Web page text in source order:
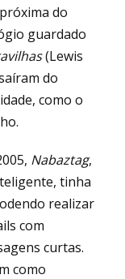
do
guardado
(Lewis
do
como o
Nabaztag,
tinha
realizar
com
curtas.
como